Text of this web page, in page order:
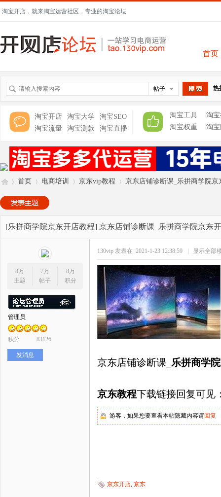
淘宝开店，就来淘宝运营社区，专业的淘宝论坛
首页
帖子 热
淘宝开店 淘宝大学
淘宝SEO
淘宝流量
淘宝测款 淘宝直播
淘宝工具
淘
淘宝权重
淘
开 »
首页
›
电商培训
›
京东vip教程
›
京东店铺诊断课_乐拼商学院京
[乐拼商学院京东开店教程] 京东店铺诊断课_乐拼商学院京东
8万
主题
7万
帖子
8万
积分
管理员
积分 83126
发消息
130vip 发表在 2021-1-23 12:38:59 | 显示全部
京东店铺诊断课_ 乐拼商学
京东教程下载链接回复可见
游客，如果您要查看本帖隐藏内容请回复
京东开店 京东